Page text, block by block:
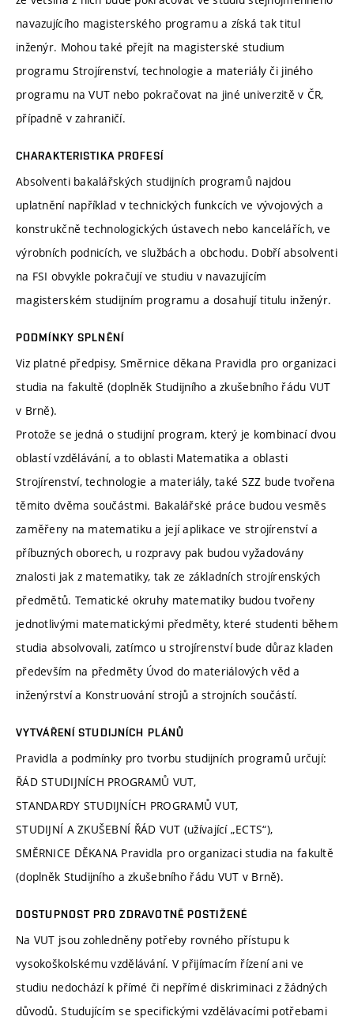
navazujícího magisterského programu a získá tak titul
inženýr. Mohou také přejít na magisterské studium
programu Strojírenství, technologie a materiály či jiného
programu na VUT nebo pokračovat na jiné univerzitě v ČR,
případně v zahraničí.
CHARAKTERISTIKA PROFESÍ
Absolventi bakalářských studijních programů najdou
uplatnění například v technických funkcích ve vývojových a
konstrukčně technologických ústavech nebo kancelářích, ve
výrobních podnicích, ve službách a obchodu. Dobří absolventi
na FSI obvykle pokračují ve studiu v navazujícím
magisterském studijním programu a dosahují titulu inženýr.
PODMÍNKY SPLNĚNÍ
Viz platné předpisy, Směrnice děkana Pravidla pro organizaci
studia na fakultě (doplněk Studijního a zkušebního řádu VUT
v Brně).
Protože se jedná o studijní program, který je kombinací dvou
oblastí vzdělávání, a to oblasti Matematika a oblasti
Strojírenství, technologie a materiály, také SZZ bude tvořena
těmito dvěma součástmi. Bakalářské práce budou vesměs
zaměřeny na matematiku a její aplikace ve strojírenství a
příbuzných oborech, u rozpravy pak budou vyžadovány
znalosti jak z matematiky, tak ze základních strojírenských
předmětů. Tematické okruhy matematiky budou tvořeny
jednotlivými matematickými předměty, které studenti během
studia absolvovali, zatímco u strojírenství bude důraz kladen
především na předměty Úvod do materiálových věd a
inženýrství a Konstruování strojů a strojních součástí.
VYTVÁŘENÍ STUDIJNÍCH PLÁNŮ
Pravidla a podmínky pro tvorbu studijních programů určují:
ŘÁD STUDIJNÍCH PROGRAMŮ VUT,
STANDARDY STUDIJNÍCH PROGRAMŮ VUT,
STUDIJNÍ A ZKUŠEBNÍ ŘÁD VUT (užívající „ECTS“),
SMĚRNICE DĚKANA Pravidla pro organizaci studia na fakultě
(doplněk Studijního a zkušebního řádu VUT v Brně).
DOSTUPNOST PRO ZDRAVOTNĚ POSTIŽENÉ
Na VUT jsou zohledněny potřeby rovného přístupu k
vysokoškolskému vzdělávání. V přijímacím řízení ani ve
studiu nedochází k přímé či nepřímé diskriminaci z žádných
důvodů. Studujícím se specifickými vzdělávacími potřebami